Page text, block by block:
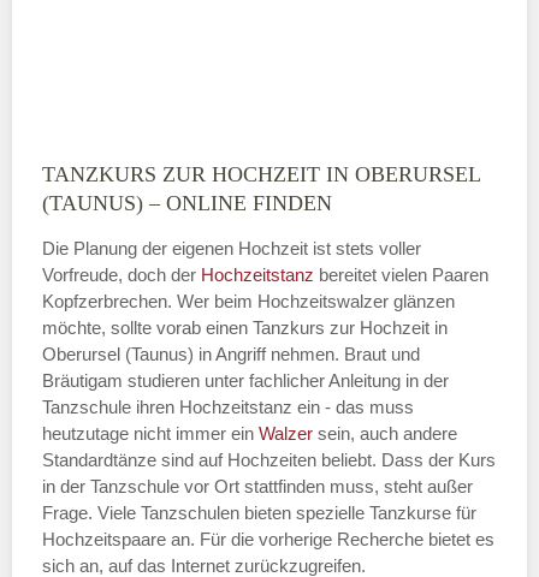
Montag
—
ÖFFNUNGSZEITEN HINZUFÜGEN
Dienstag
—
ÖFFNUNGSZEITEN HINZUFÜGEN
TANZKURS ZUR HOCHZEIT IN OBERURSEL
(TAUNUS) – ONLINE FINDEN
Die Planung der eigenen Hochzeit ist stets voller
Vorfreude, doch der Hochzeitstanz bereitet vielen Paaren
Kopfzerbrechen. Wer beim Hochzeitswalzer glänzen
möchte, sollte vorab einen Tanzkurs zur Hochzeit in
Oberursel (Taunus) in Angriff nehmen. Braut und
Bräutigam studieren unter fachlicher Anleitung in der
Tanzschule ihren Hochzeitstanz ein - das muss
heutzutage nicht immer ein Walzer sein, auch andere
Standardtänze sind auf Hochzeiten beliebt. Dass der Kurs
in der Tanzschule vor Ort stattfinden muss, steht außer
Frage. Viele Tanzschulen bieten spezielle Tanzkurse für
Hochzeitspaare an. Für die vorherige Recherche bietet es
sich an, auf das Internet zurückzugreifen.